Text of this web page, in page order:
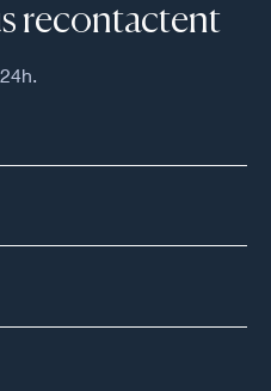
recontactent